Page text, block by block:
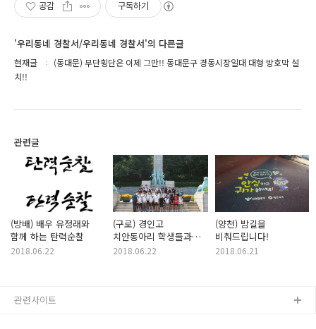
공감 구독하기
'우리동네 경찰서/우리동네 경찰서'의 다른글
현재글
(동대문) 무단횡단은 이제 그만!! 동대문구 경동시장일대 대형 방호막 설
치!!
관련글
(방배) 배우 유정래와
함께 하는 탄력순찰
2018.06.22
(구로) 경인고
치안동아리 학생들과
함께 국립서울현충원
2018.06.22
(양천) 밤길을
비춰드립니다!
2018.06.21
관련사이트